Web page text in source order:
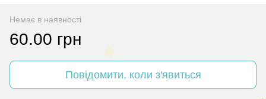
Немає в наявності
60.00 грн
Повідомити, коли з'явиться